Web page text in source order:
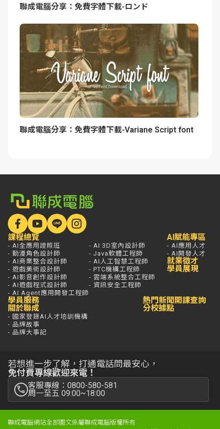
聯成電腦分享：免費字體下載-ロンド
聯成電腦分享：免費字體下載-Variane Script font
課程總覽
- AI全應用證照班
- 動漫角色設計師
- AI商業整合設計師
- 遊戲美術設計師
- AI影音創作設計師
- AI遊戲程式設計師
- AI Agent應用開發工程師
- AI 3D室內設計師
- Java軟體工程師
- AI人工智慧工程師
- PTC機構工程師
- 雲端系統整合工程師
- 資訊安全工程師
AI賦能專區
- AI應用人才
- AI開發人才
就業徵才
學員展現
學員服務
關於聯成
- 國家登錄AI人才培訓機構
- 品牌故事
- 品牌大事記
熱門新聞
分校據點
開課查詢
若想進一步了解，打通電話問最安心，
免付費專線歡迎來電！
客服專線：0800-580-581
周一至五 09:00~18:00
聯成電腦網站全部圖文係屬聯成電腦版權所有